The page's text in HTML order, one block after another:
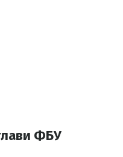
ФБУ